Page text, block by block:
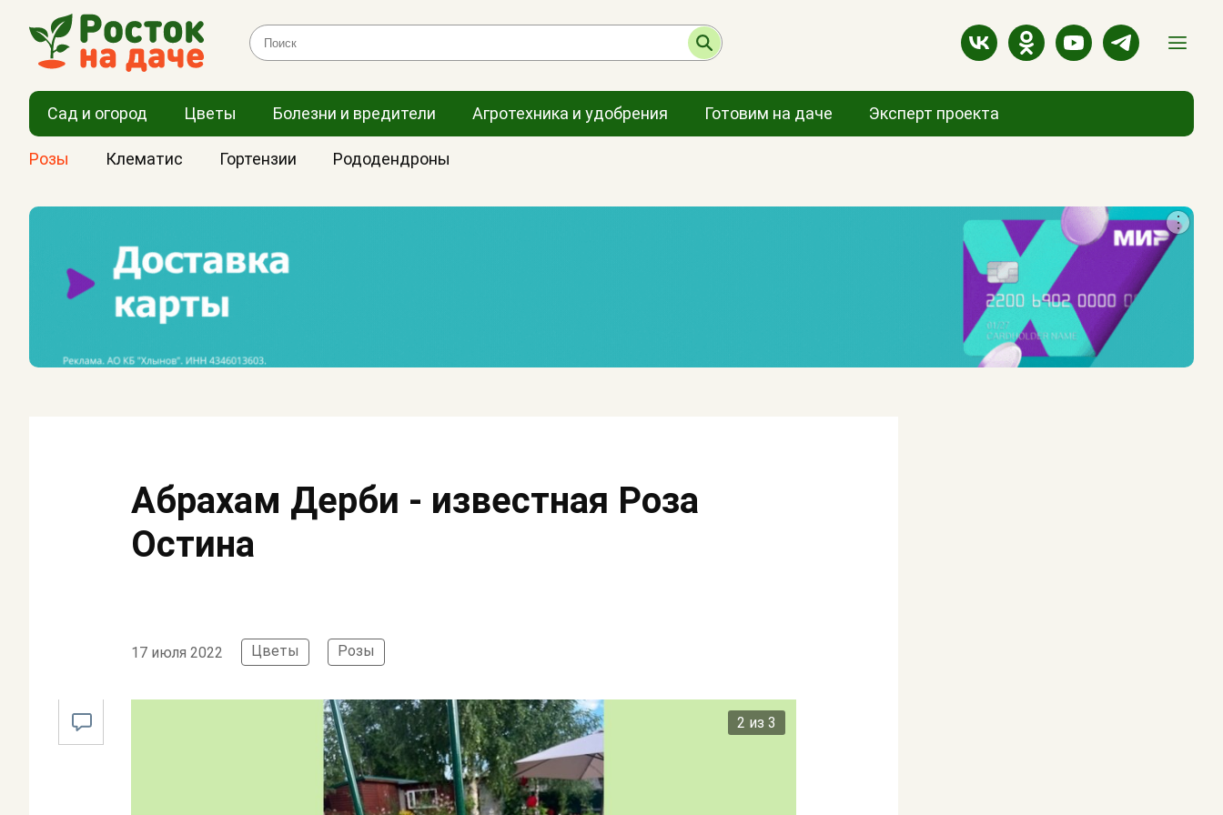
Сад и огород Цветы Болезни и вредители Агротехника и удобрения Готовим на даче Эксперт проекта
Розы Клематис Гортензии Рододендроны
Абрахам Дерби - известная Роза
Остина
17 июля 2022 Цветы Розы
2 из 3